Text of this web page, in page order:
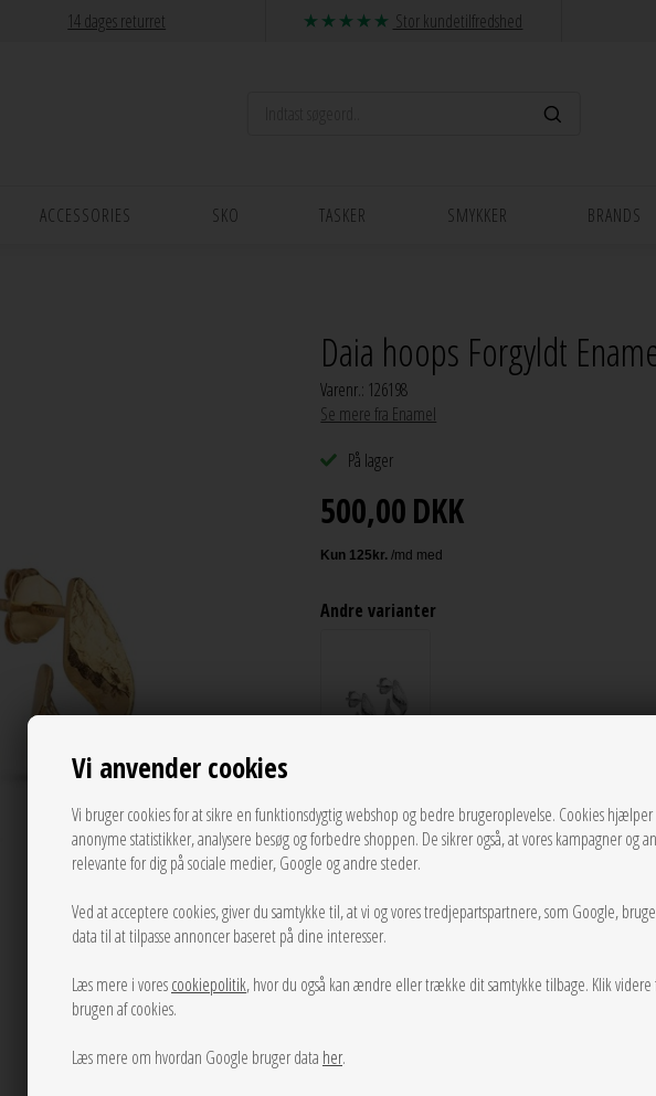
Vi anvender cookies
Vi bruger cookies for at sikre en funktionsdygtig webshop og bedre brugeroplevelse. Cookies
anonyme statistikker, analysere besøg og forbedre shoppen. De sikrer også, at vores kampagner og
relevante for dig på sociale medier, Google og andre steder.
Ved at acceptere cookies, giver du samtykke til, at vi og vores tredjepartspartnere, som Google,
data til at tilpasse annoncer baseret på dine interesser.
Læs mere i vorescookiepolitik, hvor du også kan ændre eller trække dit samtykke tilbage. Klik videre
brugen af cookies.
Læs mere om hvordan Google bruger data her.
14 dages returret Stor kundetilfredshed
ACCESSORIES SKO TASKER SMYKKER BRANDS
Daia hoops Forgyldt
Varenr.: 126198
Se mere fra Enamel
På lager
500,00DKK
Andre varianter
LÆG I KURVEN
Enamel's søde guldbelagte Daia øreringe er lille i
smukt omkring øreflippen. Daia øreringene, guldbelagte
med dine andre ENAMEL øreringe. Læg mærke til de